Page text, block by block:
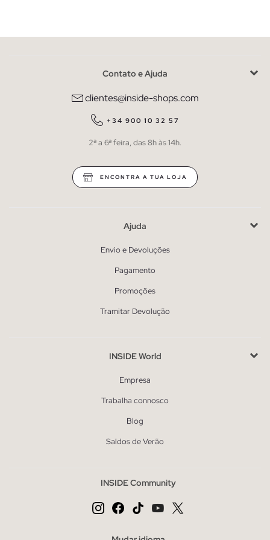
Contato e Ajuda
clientes@inside-shops.com
+34 900 10 32 57
2ª a 6ª feira, das 8h às 14h.
ENCONTRA A TUA LOJA
Ajuda
Envio e Devoluções
Pagamento
Promoções
Tramitar Devolução
INSIDE World
Empresa
Trabalha connosco
Blog
Saldos de Verão
INSIDE Community